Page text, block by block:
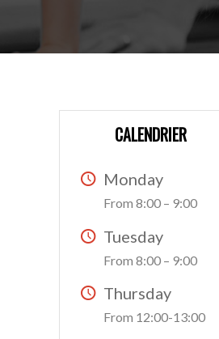
CALENDRIER
Monday
From 8:00 – 9:00
Tuesday
From 8:00 – 9:00
Thursday
From 12:00-13:00